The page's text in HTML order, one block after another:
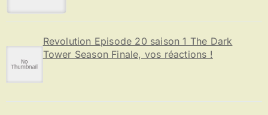
Revolution Episode 20 saison 1 The Dark
Tower Season Finale, vos réactions !